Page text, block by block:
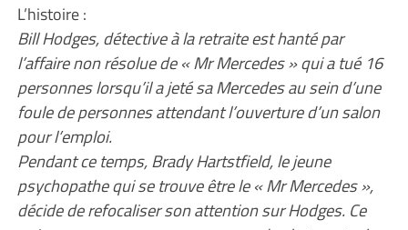
L’histoire :
Bill Hodges, détective à la retraite est hanté par
l’affaire non résolue de « Mr Mercedes » qui a tué 16
personnes lorsqu’il a jeté sa Mercedes au sein d’une
foule de personnes attendant l’ouverture d’un salon
pour l’emploi.
Pendant ce temps, Brady Hartstfield, le jeune
psychopathe qui se trouve être le « Mr Mercedes »,
décide de refocaliser son attention sur Hodges. Ce